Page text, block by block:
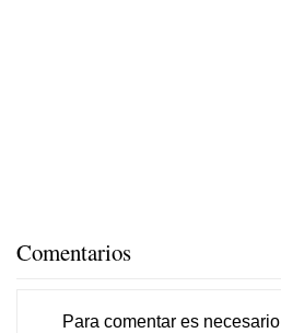
Comentarios
Para comentar es necesario